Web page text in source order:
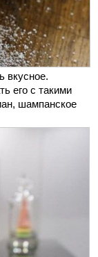
вкусное.
его с такими
шампанское